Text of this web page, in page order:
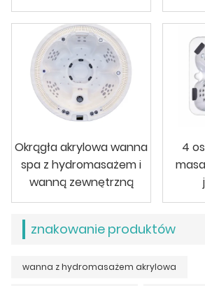
Okrągła akrylowa wanna
spa z hydromasażem i
wanną zewnętrzną
4
znakowanie produktów
wanna z hydromasażem akrylowa